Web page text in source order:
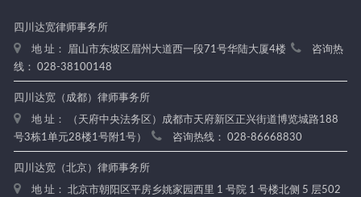
四川达宽律师事务所
地 址： 眉山市东坡区眉州大道西一段71号华陆大厦4楼
咨询热
线： 028-38100148
四川达宽（成都）律师事务所
地 址： （天府中央法务区）成都市天府新区正兴街道博览城路188
号3栋1单元28楼1号附1号）
咨询热线： 028-86668830
四川达宽（北京）律师事务所
地 址： 北京市朝阳区平房乡姚家园西里 1 号院 1 号楼北侧 5 层502